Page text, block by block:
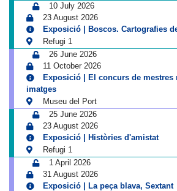
10 July 2026
23 August 2026
Exposició | Boscos. Cartografies
Refugi 1
26 June 2026
11 October 2026
Exposició | El concurs de mestres
imatges
Museu del Port
25 June 2026
23 August 2026
Exposició | Històries d'amistat
Refugi 1
1 April 2026
31 August 2026
Exposició | La peça blava, Sextant